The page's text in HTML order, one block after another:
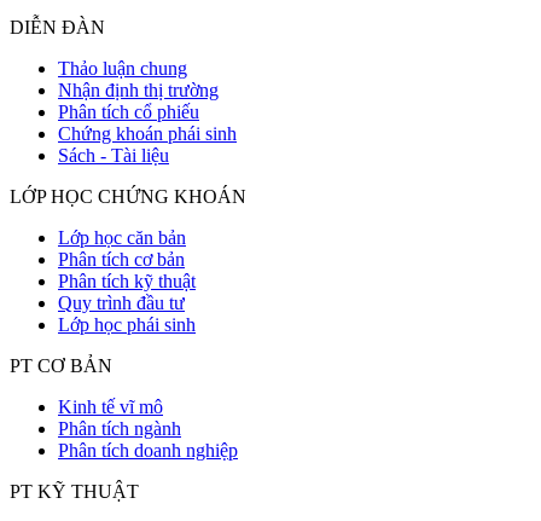
DIỄN ĐÀN
Thảo luận chung
Nhận định thị trường
Phân tích cổ phiếu
Chứng khoán phái sinh
Sách - Tài liệu
LỚP HỌC CHỨNG KHOÁN
Lớp học căn bản
Phân tích cơ bản
Phân tích kỹ thuật
Quy trình đầu tư
Lớp học phái sinh
PT CƠ BẢN
Kinh tế vĩ mô
Phân tích ngành
Phân tích doanh nghiệp
PT KỸ THUẬT